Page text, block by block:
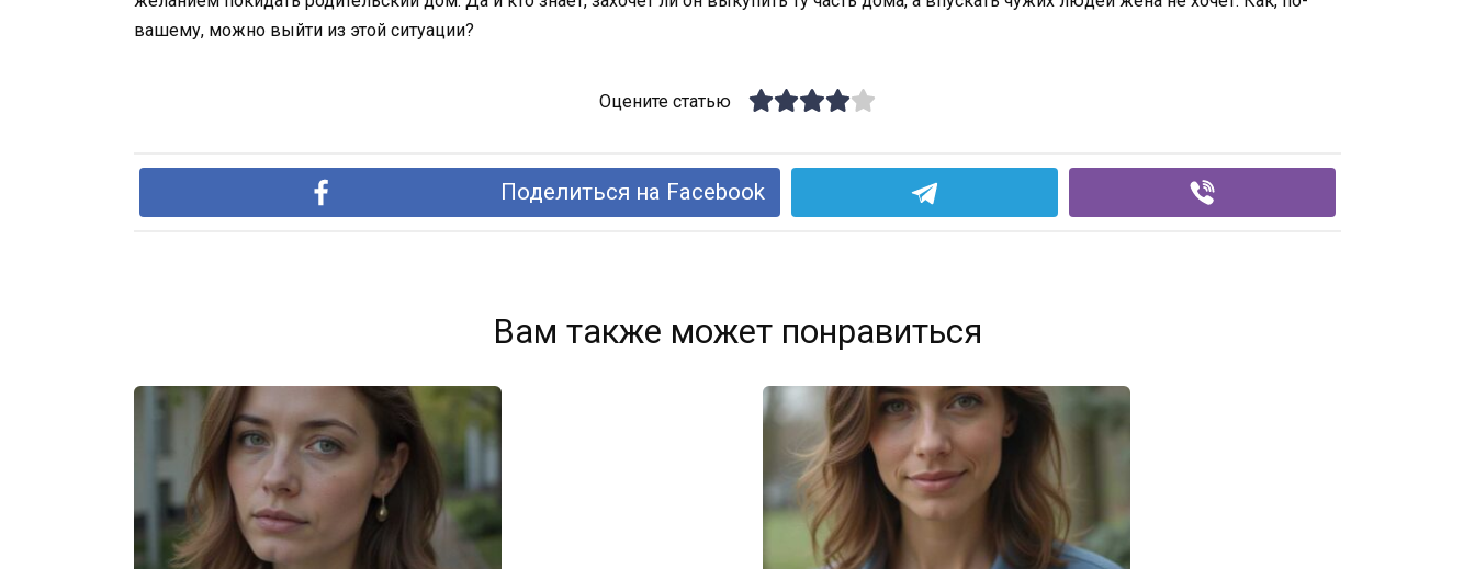
вашему, можно выйти из этой ситуации?
Оцените статью
Поделиться на Facebook
Вам также может понравиться